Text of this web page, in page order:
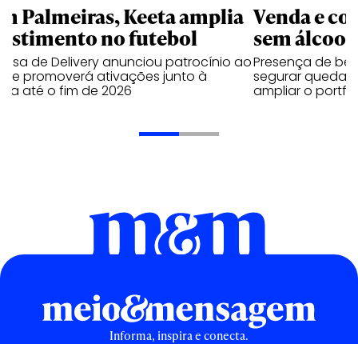
Palmeiras, Keeta amplia
no futebol
de Delivery anunciou patrocínio ao
e promoverá ativações junto à
até o fim de 2026
Venda e
sem
Presença de
segurar queda
ampliar o
Informa, inspira e conecta.